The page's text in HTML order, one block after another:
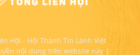
Hội - Hội Thánh Tin Lành Việt
nội dung trên website này |